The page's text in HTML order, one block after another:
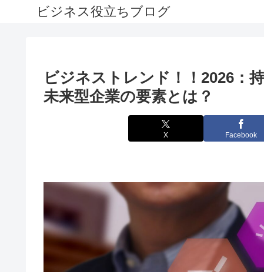
ビジネス役立ちブログ
ビジネストレンド！！2026：
未来型企業の要素とは？
X Facebook